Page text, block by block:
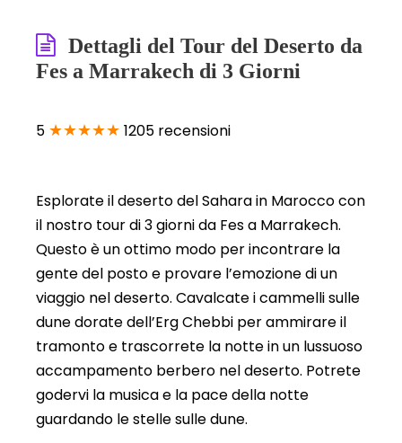
Dettagli del Tour del Deserto da
Fes a Marrakech di 3 Giorni
5 ★★★★★ 1205 recensioni
Esplorate il deserto del Sahara in Marocco con
il nostro tour di 3 giorni da Fes a Marrakech.
Questo è un ottimo modo per incontrare la
gente del posto e provare l’emozione di un
viaggio nel deserto. Cavalcate i cammelli sulle
dune dorate dell’Erg Chebbi per ammirare il
tramonto e trascorrete la notte in un lussuoso
accampamento berbero nel deserto. Potrete
godervi la musica e la pace della notte
guardando le stelle sulle dune.